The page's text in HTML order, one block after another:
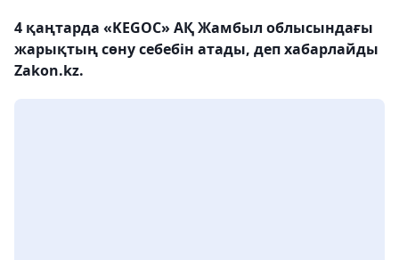
4 қаңтарда «KEGOC» АҚ Жамбыл облысындағы
жарықтың сөну себебін атады, деп хабарлайды
Zakon.kz.